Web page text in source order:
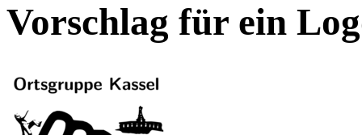
Vorschlag für ein